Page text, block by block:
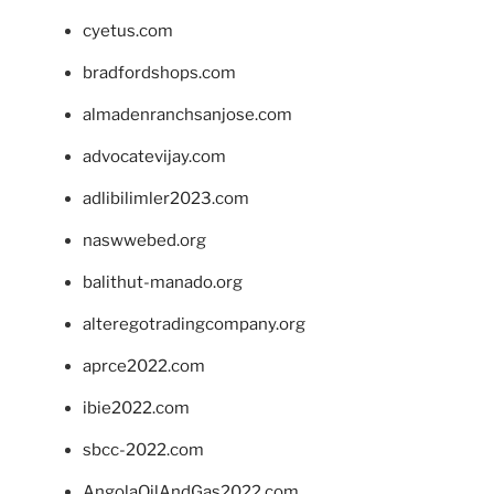
cyetus.com
bradfordshops.com
almadenranchsanjose.com
advocatevijay.com
adlibilimler2023.com
naswwebed.org
balithut-manado.org
alteregotradingcompany.org
aprce2022.com
ibie2022.com
sbcc-2022.com